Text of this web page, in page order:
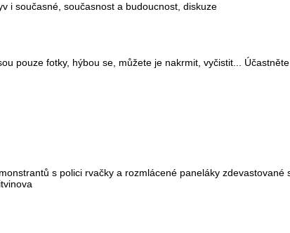
i současné, současnost a budoucnost, diskuze
pouze fotky, hýbou se, můžete je nakrmit, vyčistit...
s polici rvačky a rozmlácené paneláky